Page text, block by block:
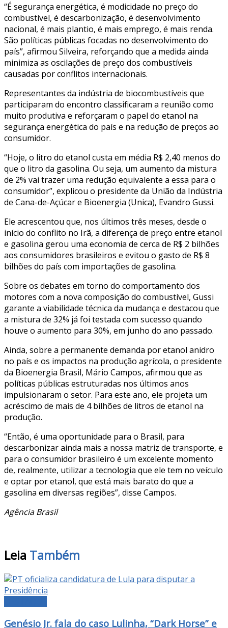
“É segurança energética, é modicidade no preço do
combustível, é descarbonização, é desenvolvimento
nacional, é mais plantio, é mais emprego, é mais renda.
São políticas públicas focadas no desenvolvimento do
país”, afirmou Silveira, reforçando que a medida ainda
minimiza as oscilações de preço dos combustíveis
causadas por conflitos internacionais.
Representantes da indústria de biocombustíveis que
participaram do encontro classificaram a reunião como
muito produtiva e reforçaram o papel do etanol na
segurança energética do país e na redução de preços ao
consumidor.
“Hoje, o litro do etanol custa em média R$ 2,40 menos do
que o litro da gasolina. Ou seja, um aumento da mistura
de 2% vai trazer uma redução equivalente a essa para o
consumidor”, explicou o presidente da União da Indústria
de Cana-de-Açúcar e Bioenergia (Unica), Evandro Gussi.
Ele acrescentou que, nos últimos três meses, desde o
início do conflito no Irã, a diferença de preço entre etanol
e gasolina gerou uma economia de cerca de R$ 2 bilhões
aos consumidores brasileiros e evitou o gasto de R$ 8
bilhões do país com importações de gasolina.
Sobre os debates em torno do comportamento dos
motores com a nova composição do combustível, Gussi
garante a viabilidade técnica da mudança e destacou que
a mistura de 32% já foi testada com sucesso quando
houve o aumento para 30%, em junho do ano passado.
Ainda, sobre a permanente demanda por etanol anidro
no país e os impactos na produção agrícola, o presidente
da Bioenergia Brasil, Mário Campos, afirmou que as
políticas públicas estruturadas nos últimos anos
impulsionaram o setor. Para este ano, ele projeta um
acréscimo de mais de 4 bilhões de litros de etanol na
produção.
“Então, é uma oportunidade para o Brasil, para
descarbonizar ainda mais a nossa matriz de transporte, e
para o consumidor brasileiro é um excelente momento
de, realmente, utilizar a tecnologia que ele tem no veículo
e optar por etanol, que está mais barato do que a
gasolina em diversas regiões”, disse Campos.
Agência Brasil
Leia Também
Genésio Jr. fala do caso Lulinha, “Dark Horse” e